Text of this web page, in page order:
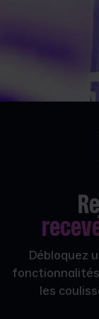
Débloquez
les